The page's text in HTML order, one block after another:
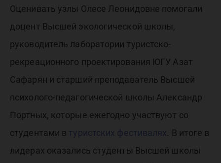
Оценивать узлы Олесе Леонидовне помогали
доцент Высшей экологической школы,
руководитель лаборатории туристско-
рекреационного проектирования ЮГУ Азат
Сафарян и старший преподаватель Высшей
психолого-педагогической школы Александр
Портных, которые ежегодно участвуют со
студентами в туристских фестивалях. В итоге в
лидерах оказались студенты Высшей школы